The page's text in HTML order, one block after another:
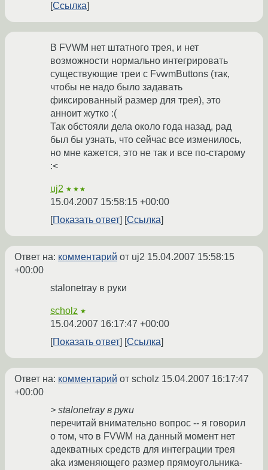
Ссылка
В FVWM нет штатного трея, и нет
возможности нормально интегрировать
существующие треи с FvwmButtons (так,
чтобы не надо было задавать
фиксированный размер для трея), это
анноит жутко :(
Так обстояли дела около года назад, рад
был бы узнать, что сейчас все изменилось,
но мне кажется, это не так и все по-старому
:<
uj2 ★★★
15.04.2007 15:58:15 +00:00
Показать ответ
Ссылка
Ответ на: комментарий от uj2 15.04.2007 15:58:15
+00:00
stalonetray в руки
scholz ★
15.04.2007 16:17:47 +00:00
Показать ответ
Ссылка
Ответ на: комментарий от scholz 15.04.2007 16:17:47
+00:00
> stalonetray в руки
перечитай внимательно вопрос -- я говорил
о том, что в FVWM на данный момент нет
адекватных средств для интеграции трея
aka изменяющего размер прямоугольника-